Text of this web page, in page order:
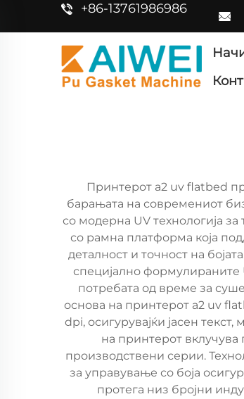
+86-13761986986
Принтерот a2 uv flatbed
барањата на современиот
со модерна UV технологија
со рамна платформа која
деталност и точност на
специјално
потребата од време за
основа на принтерот a2 uv
dpi, осигурувајќи јасен
на принтерот
производствени серии.
за управување со боја
протега низ бројни